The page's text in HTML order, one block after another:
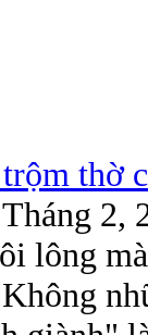
thờ
2,
lông